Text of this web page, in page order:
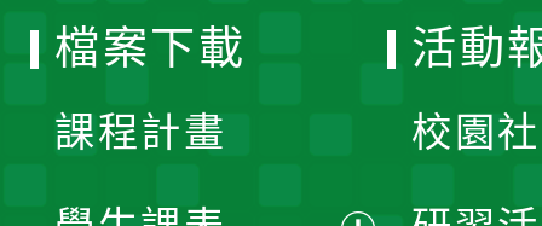
檔案下載
課程計畫
活動
校園